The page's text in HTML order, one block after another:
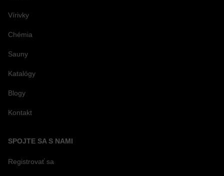
Vírivky
Chémia
Sauny
Katalógy
Blogy
Kontakt
SPOJTE SA S NAMI
Registrovať sa